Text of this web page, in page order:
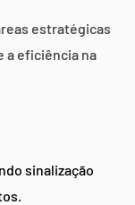
estratégicas
a eficiência na
sinalização